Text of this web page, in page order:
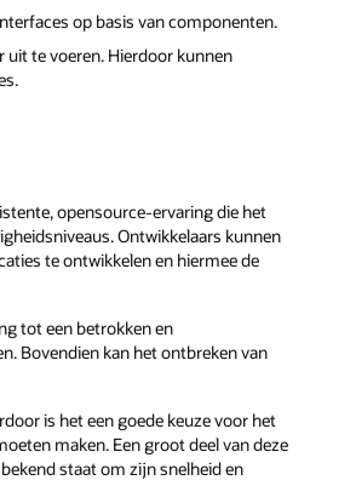
op basis van componenten.
te voeren. Hierdoor kunnen
opensource-ervaring die het
Ontwikkelaars kunnen
te ontwikkelen en hiermee de
tot een betrokken en
Bovendien kan het ontbreken van
is het een goede keuze voor het
maken. Een groot deel van deze
staat om zijn snelheid en